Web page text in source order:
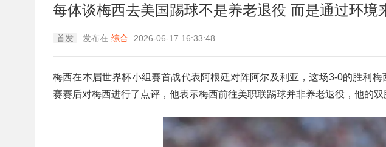
每体谈梅西去美国踢球不是养老退役 而是通过环境
首发 发布在 综合 2026-06-17 16:33:48
梅西在本届世界杯小组赛首战代表阿根廷对阵阿尔及利亚，这场3-0的胜利
赛赛后对梅西进行了点评，他表示梅西前往美职联踢球并非养老退役，他的双